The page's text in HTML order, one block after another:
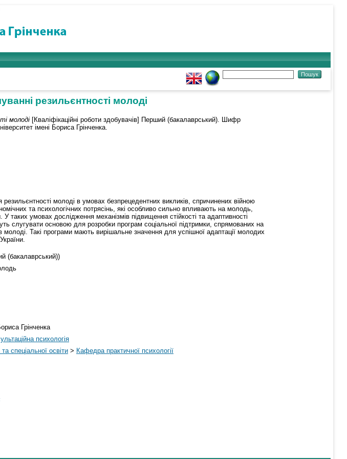
резильєнтності молоді
молоді [Кваліфікаційні роботи здобувачів] Перший (бакалаврський). Шифр
імені Бориса Грінченка.
молоді в умовах безпрецедентних викликів, спричинених війною
та психологічних потрясінь, які особливо сильно впливають на молодь,
таких умовах дослідження механізмів підвищення стійкості та адаптивності
слугувати основою для розробки програм соціальної підтримки, спрямованих на
молоді. Такі програми мають вирішальне значення для успішної адаптації молодих
(бакалаврський))
Грінченка
психологія
спеціальної освіти > Кафедра практичної психології